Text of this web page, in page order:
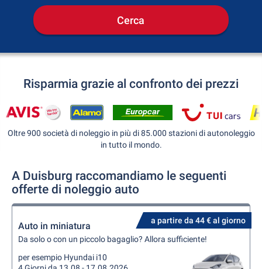
Cerca
Risparmia grazie al confronto dei prezzi
Oltre 900 società di noleggio in più di 85.000 stazioni di autonoleggio
in tutto il mondo.
A Duisburg raccomandiamo le seguenti
offerte di noleggio auto
a partire da 44 € al giorno
Auto in miniatura
Da solo o con un piccolo bagaglio? Allora sufficiente!
per esempio Hyundai i10